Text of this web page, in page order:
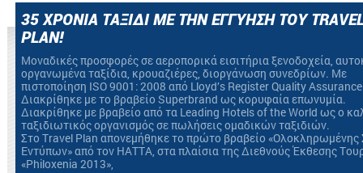
35 ΧΡΟΝΙΑ ΤΑΞΙΔΙ ΜΕ ΤΗΝ ΕΓΓΥΗΣΗ ΤΟΥ
PLAN!
Mοναδικές προσφορές σε αεροπορικά εισιτήρια ξενοδοχεία,
οργανωμένα ταξίδια, κρουαζιέρες, διοργάνωση συνεδρίων. Με
πιστοποίηση ΙSO 9001: 2008 από Lloyd’s Register Quality
Διακρίθηκε με το βραβείο Superbrand ως κορυφαία επωνυμία.
Διακρίθηκε με βραβείο από τα Leading Hotels of the World ως ο
ταξιδιωτικός οργανισμός σε πωλήσεις ομαδικών ταξιδιών.
Στο Travel Plan απονεμήθηκε το πρώτο βραβείο «Ολοκληρωμένης
Εντύπων» από τον HATTA, στα πλαίσια της Διεθνούς Έκθεσης
«Philoxenia 2013»,